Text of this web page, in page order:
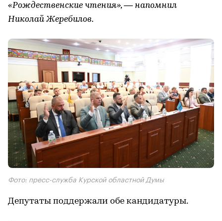
«Рождественские чтения», — напомнил
Николай Жеребилов.
Фото: пресс-служба Курской областной Думы
Депутаты поддержали обе кандидатуры.